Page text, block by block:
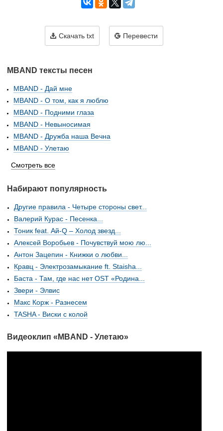
Скачать txt Перевести
MBAND тексты песен
MBAND - Дай мне
MBAND - О том, как я люблю
MBAND - Подними глаза
MBAND - Невыносимая
MBAND - Дружба наша Вечна
MBAND - Улетаю
Смотреть все
Набирают популярность
Другие правила - Четыре стороны свет...
Валерий Курас - Песенка...
Тоник feat. Ай-Q – Холод звезд...
Алексей Воробьев - Почувствуй мою лю...
Антон Зацепин - Книжки о любви...
Кравц - Электрозамыкание ft. Staisha...
Баста - Там, где нас нет OST «Родина...
Звери - Элвис
Макс Корж - Разнесем
TASHA - Виски с колой
Видеоклип «MBAND - Улетаю»